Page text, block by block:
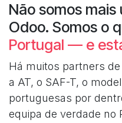
Não somos
Odoo. Somos o
Portugal — e
Há muitos partners
a AT, o SAF-T, o
portuguesas por
equipa de verdade no